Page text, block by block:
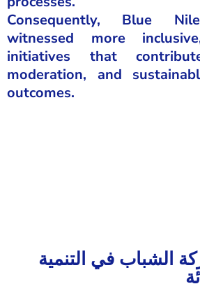
Consequently, Blue
witnessed more
initiatives that
moderation, and
outcomes.
الشباب في التنمية